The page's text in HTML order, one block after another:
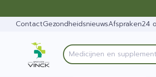
ContactGezondheidsnieuwsAfspraken24
Product, merk,